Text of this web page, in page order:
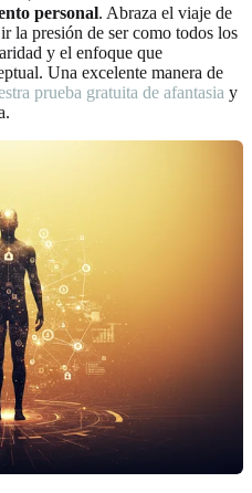
personal. Abraza el viaje de
la presión de ser como todos los
y el enfoque que
Una excelente manera de
prueba gratuita de afantasia y